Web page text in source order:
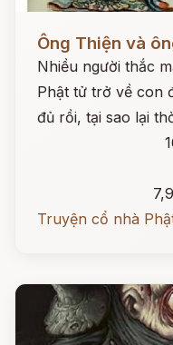
Đọc ngay
Ông Thiện và
Nhiều người thắc
Phật tử trở về con
đủ rồi, tại sao lại
Truyện cổ nhà